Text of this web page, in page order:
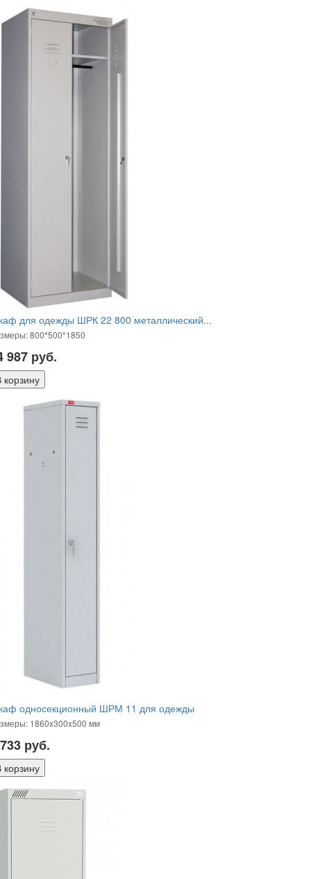
для одежды ШРК 22 800 металлический...
800*500*1850
987 руб.
односекционный ШРМ 11 для одежды
1860x300x500 мм
руб.